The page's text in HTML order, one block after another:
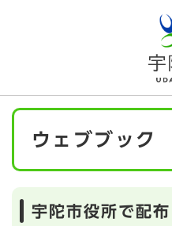
メニューを
本
ウェブブック
宇陀市役所で配